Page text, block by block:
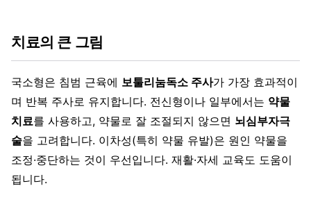
치료의 큰 그림
국소형은 침범 근육에 보툴리눔독소 주사가 가장 효과적이
며 반복 주사로 유지합니다. 전신형이나 일부에서는 약물
치료를 사용하고, 약물로 잘 조절되지 않으면 뇌심부자극
술을 고려합니다. 이차성(특히 약물 유발)은 원인 약물을
조정·중단하는 것이 우선입니다. 재활·자세 교육도 도움이
됩니다.